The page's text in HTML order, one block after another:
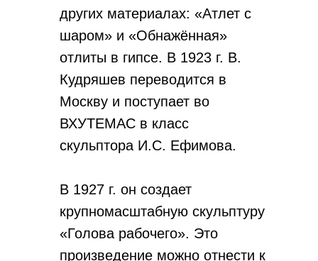
других материалах: «Атлет с
шаром» и «Обнажённая»
отлиты в гипсе. В 1923 г. В.
Кудряшев переводится в
Москву и поступает во
ВХУТЕМАС в класс
скульптора И.С. Ефимова.
В 1927 г. он создает
крупномасштабную скульптуру
«Голова рабочего». Это
произведение можно отнести к